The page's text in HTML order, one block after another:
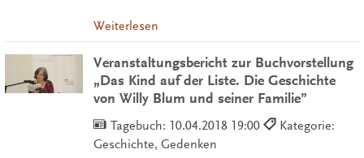
Weiterlesen
Veranstaltungsbericht zur Buchvorstellung
„Das Kind auf der Liste. Die Geschichte
von Willy Blum und seiner Familie”
Tagebuch: 10.04.2018 19:00
Kategorie:
Geschichte, Gedenken